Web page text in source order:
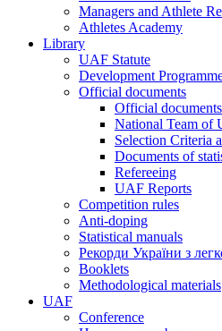
Managers and Athlete
Athletes Academy
Library
UAF Statute
Development
Official documents
Official documents
National Team of
Selection Criteria
Documents of
Refereeing
UAF Reports
Competition rules
Anti-doping
Statistical manuals
Рекорди України з
Booklets
Methodological materials
UAF
Conference